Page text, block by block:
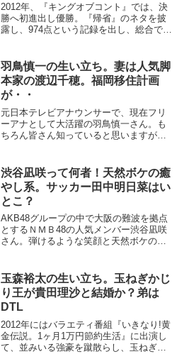
2012年、『キングオブコント』では、決
勝へ初進出し優勝。『帰省』のネタを披
露し、974点という記録を出し、総合でも
二が発した「なんて日だ!」というフレー
ズは本人の...
羽鳥慎一の生い立ち。妻は人気脚
本家の渡辺千穂。福岡移住計画
が・・
元日本テレビアナウンサーで、現在フリ
ーアナとして大活躍の羽鳥慎一さん。も
ちろん皆さん知っていると思いますがい
ブ」、「ものまねバトル」などのMCを歴
任しエース級の活躍を見...
渋谷凪咲って何者！天然ボケの癒
やし系。サッカー田中明日菜はい
とこ？
AKB48グループの中で大阪の難波を拠点
とするＮＭＢ48の人気メンバー渋谷凪咲
さん。弾けるような笑顔と天然ボケのキ
意識的ではないと言うが、「笑ってたら
どうにかなるかな」...
玉森裕太の生い立ち。玉ねぎかじ
り王が貴田理沙と結婚か？弟は
DTL
2012年にはバラエティ番組『いきなり!黄
金伝説。1ヶ月1万円節約生活』に出演し
て、並みいる強豪を蹴散らし、玉ねぎを